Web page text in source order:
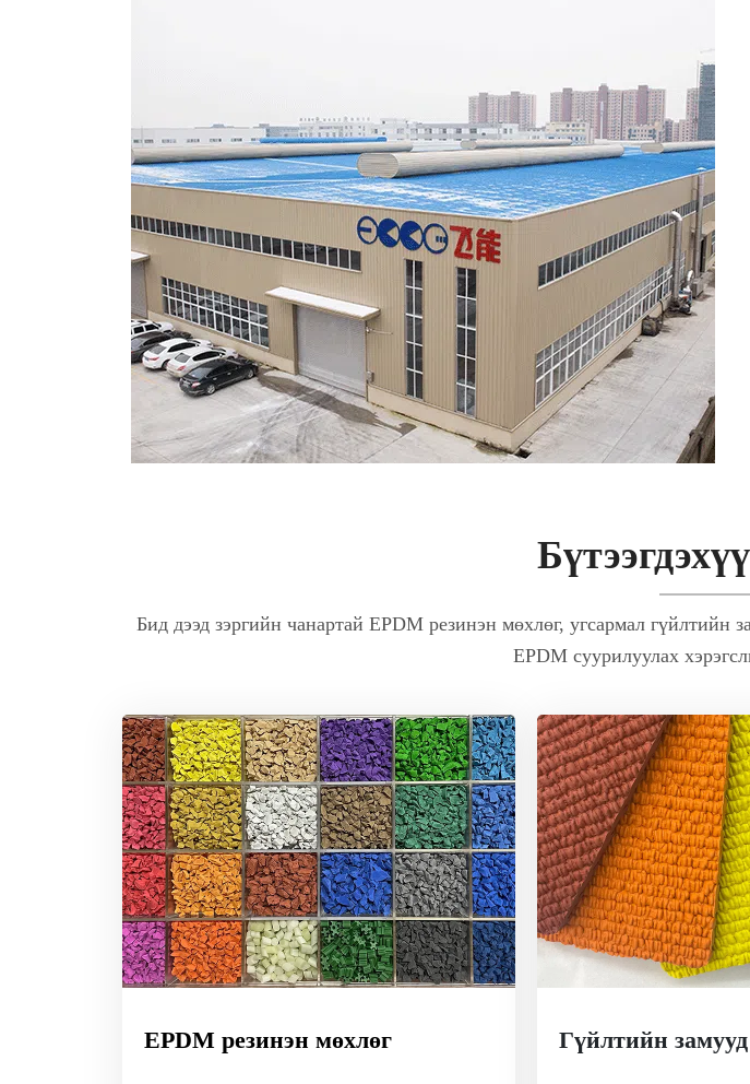
Бид дээд зэргийн чанартай EPDM резинэн мөхлөг, угсармал гүйлтийн
EPDM суурилуулах
EPDM резинэн мөхлөг Гүйлтийн замууд